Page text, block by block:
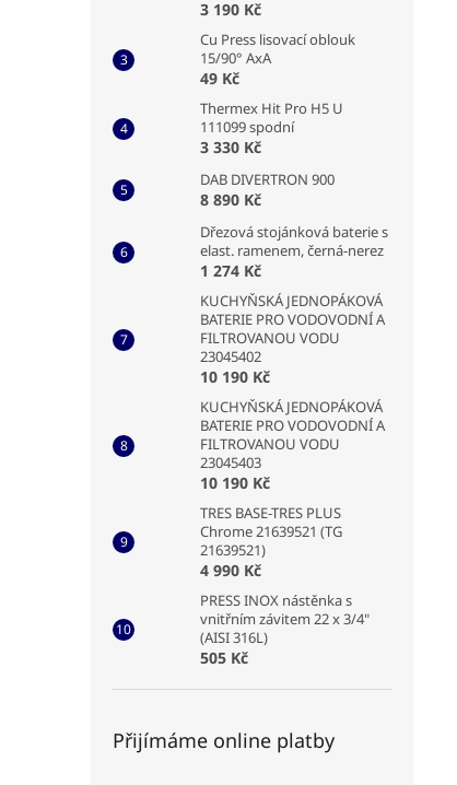
3 190 Kč
Cu Press lisovací oblouk
15/90° AxA
49 Kč
Thermex Hit Pro H5 U
111099 spodní
3 330 Kč
DAB DIVERTRON 900
8 890 Kč
Dřezová stojánková baterie s
elast. ramenem, černá-nerez
1 274 Kč
KUCHYŇSKÁ JEDNOPÁKOVÁ
BATERIE PRO VODOVODNÍ A
FILTROVANOU VODU
23045402
10 190 Kč
KUCHYŇSKÁ JEDNOPÁKOVÁ
BATERIE PRO VODOVODNÍ A
FILTROVANOU VODU
23045403
10 190 Kč
TRES BASE-TRES PLUS
Chrome 21639521 (TG
21639521)
4 990 Kč
PRESS INOX nástěnka s
vnitřním závitem 22 x 3/4"
(AISI 316L)
505 Kč
Přijímáme online platby